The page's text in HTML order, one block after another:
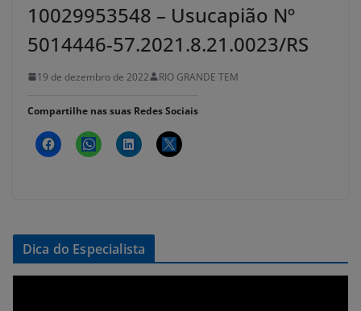
10029953548 – Usucapião Nº
5014446-57.2021.8.21.0023/RS
19 de dezembro de 2022 RIO GRANDE TEM
Compartilhe nas suas Redes Sociais
Dica do Especialista